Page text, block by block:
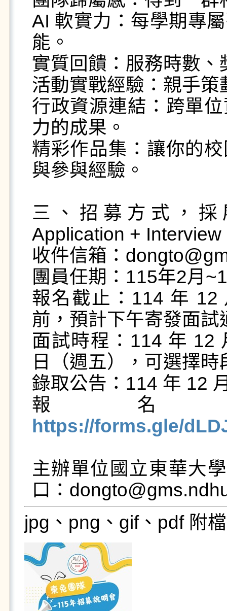
AI 軟實力：每學期專
能。
實質回饋：服務時數
活動實戰經驗：親手
行政資源連結：跨單
力的成果。
精彩作品集：讓你的
與參與經驗。
三、招募方式，
Application + Interview
收件信箱：
團員任期：115年2月
報名截止：114 年 12
前，預計下午寄發面試
面試時程：114 年 12
日（週五），可選擇時
錄取公告：114 年 12
報名
https://forms.gle/
主辦單位國立東華大
口：
jpg、png、gif、pdf 附